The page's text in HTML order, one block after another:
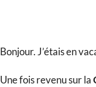
Bonjour. J’étais en
Une fois revenu sur la